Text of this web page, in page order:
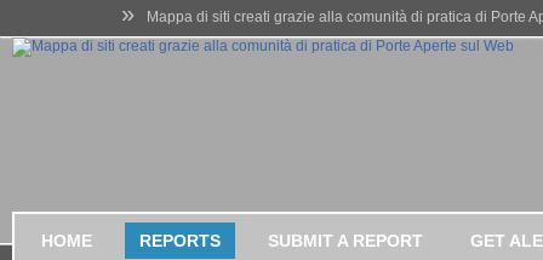
» Mappa di siti creati grazie alla comunità di pratica di Porte
HOME REPORTS SUBMIT A REPORT GET